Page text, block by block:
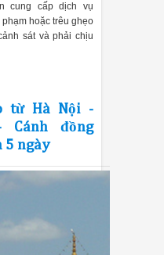
cung cấp dịch vụ
hoặc trêu ghẹo
sát và phải chịu
từ Hà Nội -
Cánh đồng
5 ngày